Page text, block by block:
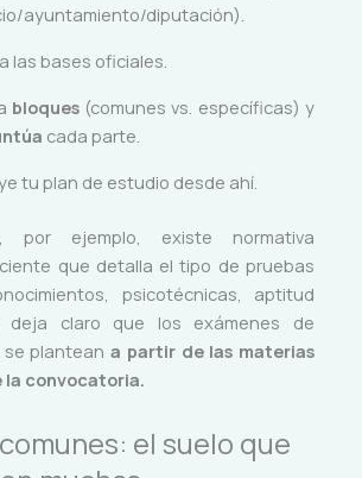
ayuntamiento/diputación).
las bases oficiales.
bloques(comunes vs. específicas) y
cada parte.
tu plan de estudio desde ahí.
por ejemplo, existe normativa
que detalla el tipo de pruebas
psicotécnicas, aptitud
claro que los exámenes de
plantean a partir de las materias
la convocatoria.
el suelo que